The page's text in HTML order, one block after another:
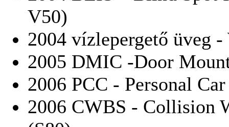
V50)
2004 vízlepergető üveg -
2005 DMIC -Door
2006 PCC - Personal
2006 CWBS - Collision